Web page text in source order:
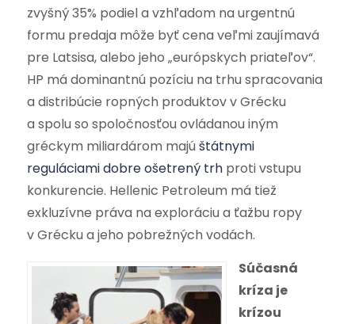
zvyšný 35% podiel a vzhľadom na urgentnú
formu predaja môže byť cena veľmi zaujímavá
pre Latsisa, alebo jeho „európskych priateľov“.
HP má dominantnú pozíciu na trhu spracovania
a distribúcie ropných produktov v Grécku
a spolu so spoločnosťou ovládanou iným
gréckym miliardárom majú štátnymi
reguláciami dobre ošetrený trhproti vstupu
konkurencie. Hellenic Petroleum má tiež
exkluzívne práva na exploráciu a ťažbu ropy
v Grécku a jeho pobrežných vodách.
Súčasná
kríza je
krízou